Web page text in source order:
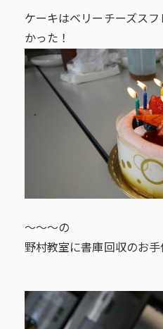
ケーキはベリーチーズス
かった！
～～～の
野村教室に書庫回収のお手